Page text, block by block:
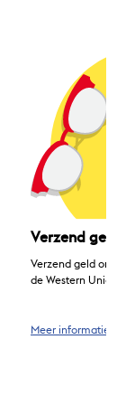
Verzend geld
Verzend geld
de Western Union
Meer informatie